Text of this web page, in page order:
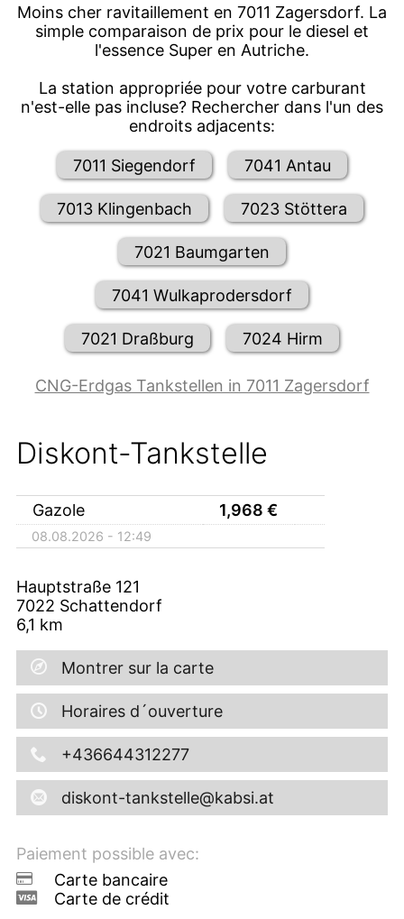
Moins cher ravitaillement en 7011 Zagersdorf. La
simple comparaison de prix pour le diesel et
l'essence Super en Autriche.
La station appropriée pour votre carburant
n'est-elle pas incluse? Rechercher dans l'un des
endroits adjacents:
7011 Siegendorf 7041 Antau
7013 Klingenbach 7023 Stöttera
7021 Baumgarten
7041 Wulkaprodersdorf
7021 Draßburg 7024 Hirm
CNG-Erdgas Tankstellen in 7011 Zagersdorf
Diskont-Tankstelle
Gazole 1,968 €
08.08.2026 - 12:49
Hauptstraße 121
7022 Schattendorf
6,1 km
Montrer sur la carte
Horaires d´ouverture
+436644312277
diskont-tankstelle@kabsi.at
Paiement possible avec:
Carte bancaire
Carte de crédit